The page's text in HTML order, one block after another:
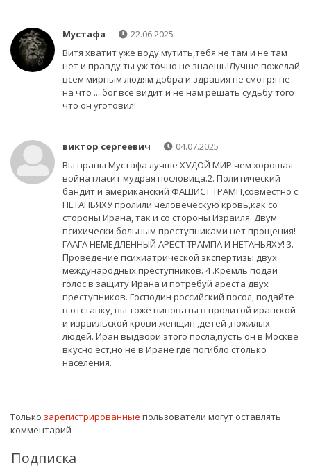
Мустафа
22.06.2025
Витя хватит уже воду мутить,тебя не там и не там
нет и правду ты уж точно не знаешь!Лучше пожелай
всем мирным людям добра и здравия не смотря не
на что ....бог все видит и не нам решать судьбу того
что он уготовил!
виктор сергеевич
04.07.2025
Вы правы Мустафа лучше ХУДОЙ МИР чем хорошая
война гласит мудрая пословица.2. Политический
бандит и американский ФАШИСТ ТРАМП,совместно с
НЕТАНЬЯХУ пролили человеческую кровь,как со
стороны Ирана, так и со стороны Израиля. Двум
психически больным преступниками нет прощения!
ГААГА НЕМЕДЛЕННЫЙ АРЕСТ ТРАМПА И НЕТАНЬЯХУ! 3.
Проведение психиатрической экспертизы двух
международных преступников. 4 .Кремль подай
голос в защиту Ирана и потребуй ареста двух
преступников. Господин российский посол, подайте
в отставку, вы тоже виноваты в пролитой иранской
и израильской крови женщин ,детей ,пожилых
людей. Иран выдвори этого посла,пусть он в Москве
вкусно ест,но не в Иране где погибло столько
населения.
Только зарегистрированные пользователи могут оставлять
комментарий
Подписка